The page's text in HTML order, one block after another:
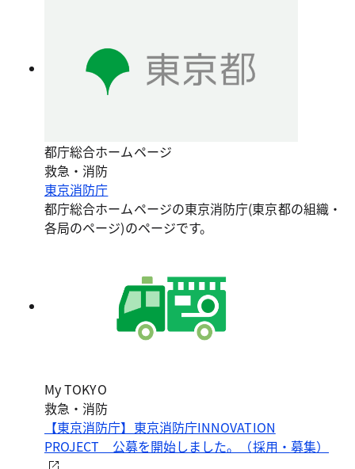
都庁総合ホームページ
救急・消防
東京消防庁
都庁総合ホームページの東京消防庁(東京都の組織・
各局のページ)のページです。
My TOKYO
救急・消防
【東京消防庁】東京消防庁INNOVATION
PROJECT 公募を開始しました。（採用・募集）